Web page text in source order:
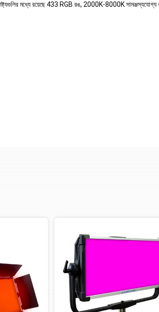
মধ্যে রয়েছে 433 RGB রঙ, 2000K-8000K সামঞ্জস্যযোগ্য